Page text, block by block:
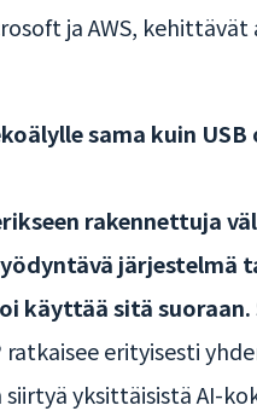
ja AWS, kehittävät
sama kuin
rakennettuja
järjestelmä
käyttää sitä
ratkaisee erityisesti
siirtyä yksittäisistä AI-